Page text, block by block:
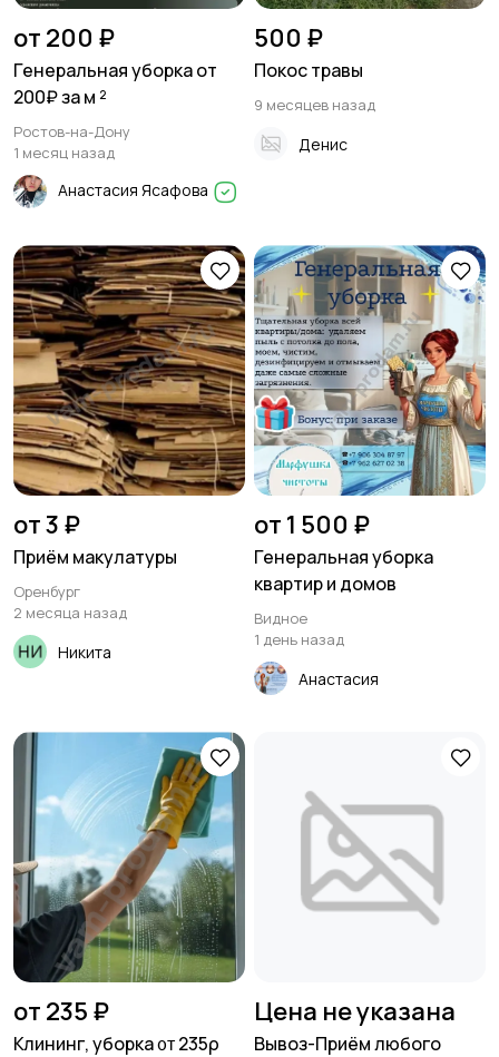
от 200 ₽
Генеральная уборка от
200₽ за м ²
Ростов-на-Дону
1 месяц назад
Анастасия Ясафова
500 ₽
Покос травы
9 месяцев назад
Денис
от 3 ₽
Приём макулатуры
Оренбург
2 месяца назад
Никита
от 1 500 ₽
Генеральная уборка
квартир и домов
Видное
1 день назад
Анастасия
от 235 ₽
Клининг, уборка ᧐ᴛ 235ρ
Цена не указана
Вывоз-Приём любого